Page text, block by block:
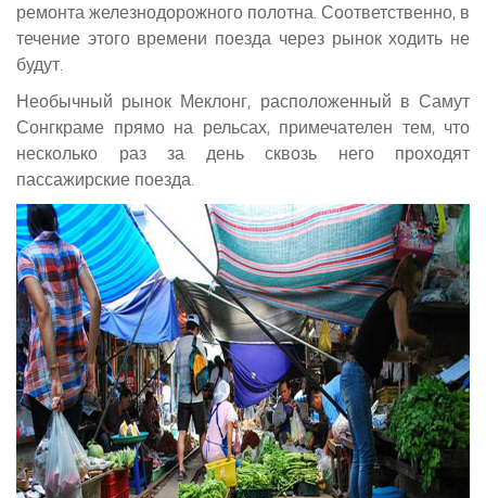
ремонта железнодорожного полотна. Соответственно, в
течение этого времени поезда через рынок ходить не
будут.
Необычный рынок Меклонг, расположенный в Самут
Сонгкраме прямо на рельсах, примечателен тем, что
несколько раз за день сквозь него проходят
пассажирские поезда.